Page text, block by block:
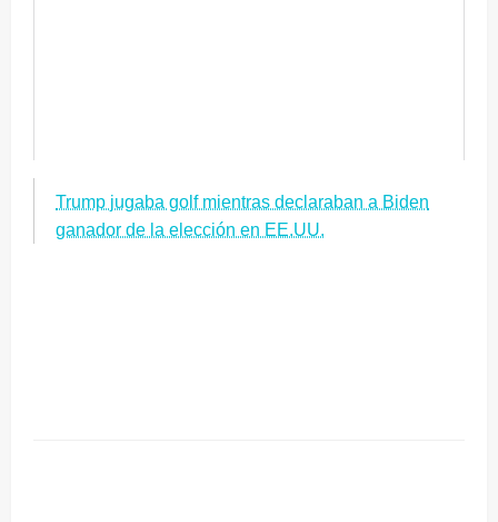
Trump jugaba golf mientras declaraban a Biden
ganador de la elección en EE.UU.